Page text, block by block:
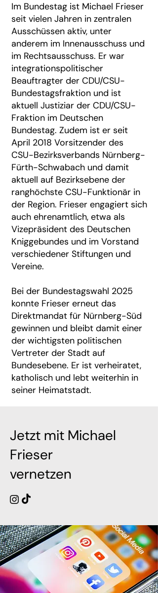
Im Bundestag ist Michael Frieser
seit vielen Jahren in zentralen
Ausschüssen aktiv, unter
anderem im Innenausschuss und
im Rechtsausschuss. Er war
integrationspolitischer
Beauftragter der CDU/CSU-
Bundestagsfraktion und ist
aktuell Justiziar der CDU/CSU-
Fraktion im Deutschen
Bundestag. Zudem ist er seit
April 2018 Vorsitzender des
CSU-Bezirksverbands Nürnberg-
Fürth-Schwabach und damit
aktuell auf Bezirksebene der
ranghöchste CSU-Funktionär in
der Region. Frieser engagiert sich
auch ehrenamtlich, etwa als
Vizepräsident des Deutschen
Kniggebundes und im Vorstand
verschiedener Stiftungen und
Vereine.
Bei der Bundestagswahl 2025
konnte Frieser erneut das
Direktmandat für Nürnberg-Süd
gewinnen und bleibt damit einer
der wichtigsten politischen
Vertreter der Stadt auf
Bundesebene. Er ist verheiratet,
katholisch und lebt weiterhin in
seiner Heimatstadt.
Jetzt mit Michael
Frieser
vernetzen